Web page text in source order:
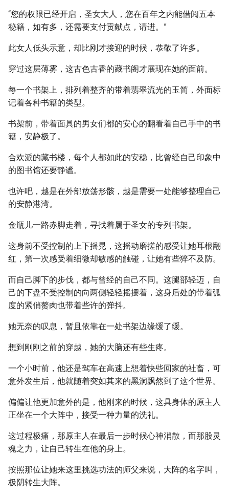
“您的权限已经开启，圣女大人，您在百年之内能借阅五本
秘籍，如有多，还需要支付贡献点，请进。”
此女人低头示意，却比刚才接迎的时候，恭敬了许多。
穿过这层薄雾，这古色古香的藏书阁才展现在她的面前。
每一个书架上，排列着整齐的带着翡翠流光的玉简，外面标
记着各种书籍的类型。
书架前，带着面具的男女们都的安心的翻看着自己手中的书
籍，安静极了。
合欢派的藏书楼，每个人都如此的安稳，比曾经自己印象中
的图书馆还要静谧。
也许吧，越是在外部放荡形骸，越是需要一处能够整理自己
的安静港湾。
金瓶儿一路赤脚走着，寻找着属于圣女的专列书架。
这身前不受控制的上下摇晃，这摇动磨搓的感受让她耳根翻
红，第一次感受着细微却敏感的触碰，让她有些猝不及防。
而自己脚下的步伐，都与曾经的自己不同。这腿部轻迈，自
己的下盘不受控制的向两侧轻轻摇摆着，这身后处的带着弧
度的紧俏赘肉也带着些许的弹抖。
她无奈的叹息，暂且依靠在一处书架边缘缓了缓。
想到刚刚之前的穿越，她的大脑还有些生疼。
一个小时前，他还是驾车在高速上想着快些回家的社畜，可
意外发生后，他就随着突如其来的黑洞飘然到了这个世界。
偏偏让他更加意外的是，他刚来的时候，这具身体的原主人
正坐在一个大阵中，接受一种力量的洗礼。
这过程极痛，那原主人在最后一步时候心神消散，而那股灵
魂之力，让自己转生在他的身上。
按照那位让她来这里挑选功法的师父来说，大阵的名字叫，
极阴转生大阵。